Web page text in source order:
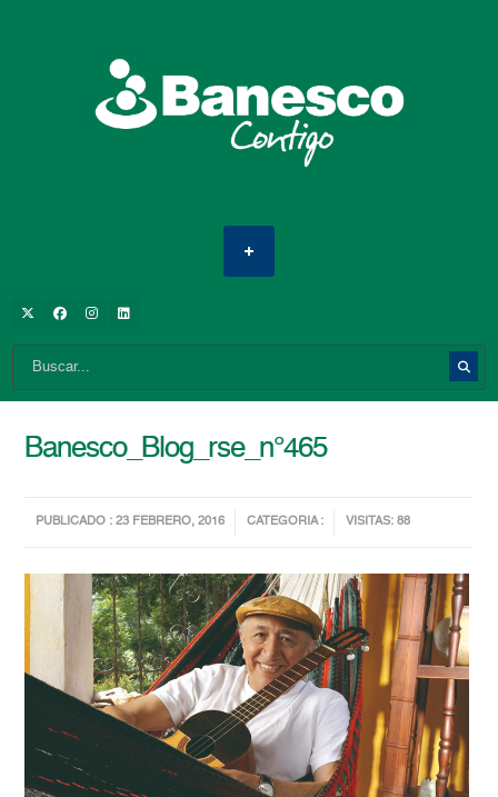
Banesco_Blog_rse_n°465
PUBLICADO : 23 FEBRERO, 2016 CATEGORIA : VISITAS: 88